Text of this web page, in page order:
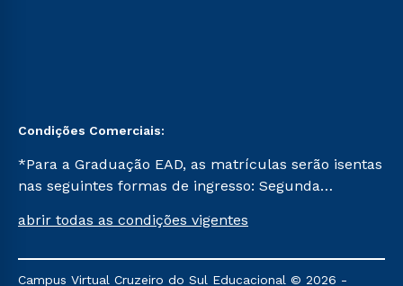
Condições Comerciais:
*Para a Graduação EAD, as matrículas serão isentas
nas seguintes formas de ingresso: Segunda
Já para as demais, a taxa de matrícula será de R$
mencionadas são referentes aos cursos: Ensino
abrir todas as condições vigentes
Campus Virtual Cruzeiro do Sul Educacional © 2026 -